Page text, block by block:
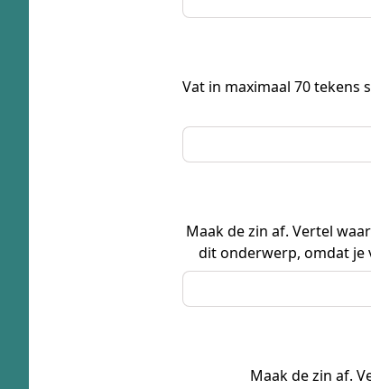
Vat in maximaal 70 tekens
Maak de zin af. Vertel
dit onderwerp, omdat je
Maak de zin af.